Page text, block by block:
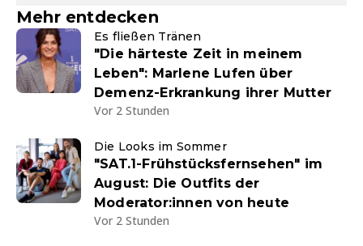
Mehr entdecken
Es fließen Tränen
"Die härteste Zeit in meinem
Leben": Marlene Lufen über
Demenz-Erkrankung ihrer Mutter
Vor 2 Stunden
Die Looks im Sommer
"SAT.1-Frühstücksfernsehen" im
August: Die Outfits der
Moderator:innen von heute
Vor 2 Stunden